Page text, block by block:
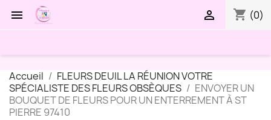
 shopping_cart (0)

Accueil
FLEURS DEUIL LA RÉUNION VOTRE
SPÉCIALISTE DES FLEURS OBSÈQUES
ENVOYER UN
BOUQUET DE FLEURS POUR UN ENTERREMENT À ST
PIERRE 97410